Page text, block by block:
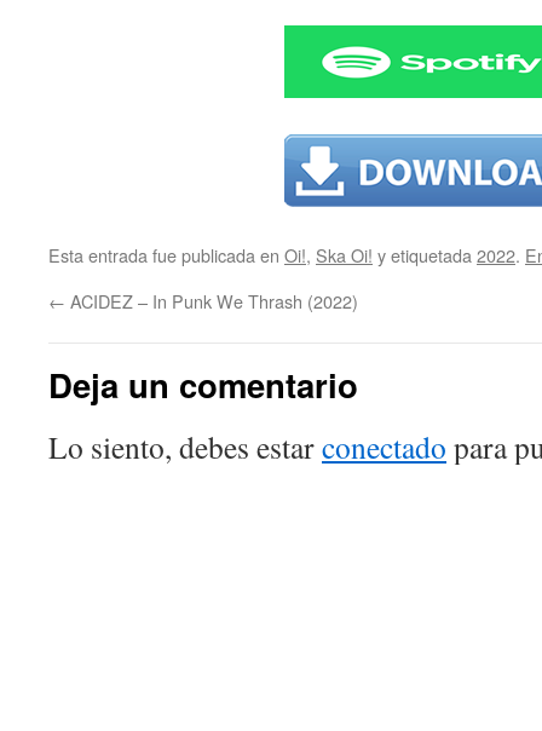
Esta entrada fue publicada en Oi!, Ska Oi! y etiquetada 2022.
← ACIDEZ – In Punk We Thrash (2022)
Deja un comentario
Lo siento, debes estarconectado para